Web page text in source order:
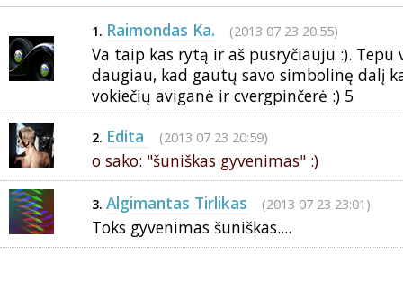
1. Raimondas Ka. (2013 07 23 20:55)
Va taip kas rytą ir aš pusryčiauju :).
daugiau, kad gautų savo simbolinę dalį
vokiečių aviganė ir cvergpinčerė :) 5
2. Edita (2013 07 23 20:59)
o sako: "šuniškas gyvenimas" :)
3. Algimantas Tirlikas (2013 07 23 23:01)
Toks gyvenimas šuniškas....